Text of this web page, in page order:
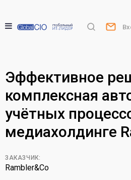
Эффективное
комплексная
учётных
медиахолдинге
ЗАКАЗЧИК:
Rambler&Co